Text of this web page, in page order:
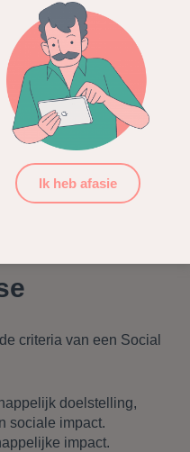
met afasie voor het
Afasietherapie.be aan te
mensen met afasie:
criteria van een Social
doelstelling,
sociale impact.
impact.
Ik heb afasie